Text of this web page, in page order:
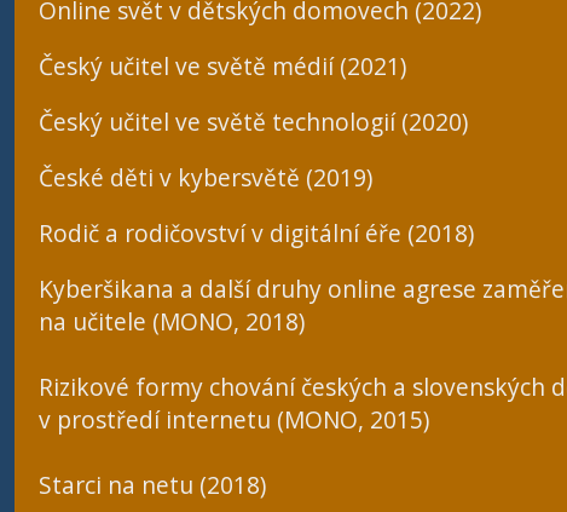
Online svět v dětských domovech (2022)
Český učitel ve světě médií (2021)
Český učitel ve světě technologií (2020)
České děti v kybersvětě (2019)
Rodič a rodičovství v digitální éře (2018)
Kyberšikana a další druhy online agrese
na učitele (MONO, 2018)
Rizikové formy chování českých a slovenských
v prostředí internetu (MONO, 2015)
Starci na netu (2018)